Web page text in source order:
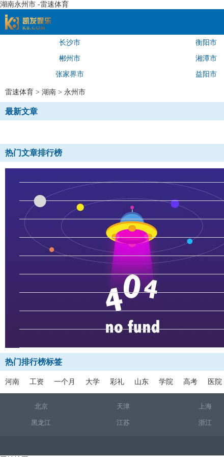
湖南永州市 -雷速体育
长沙市 衡阳市
郴州市 湘潭市
张家界市 益阳市
雷速体育 > 湖南 > 永州市
最新文章
热门文章排行榜
热门排行榜标签
河南 工资 一个月 大学 彩礼 山东 学院 高考 医院
北京 天津 上海
黑龙江 江苏 浙江